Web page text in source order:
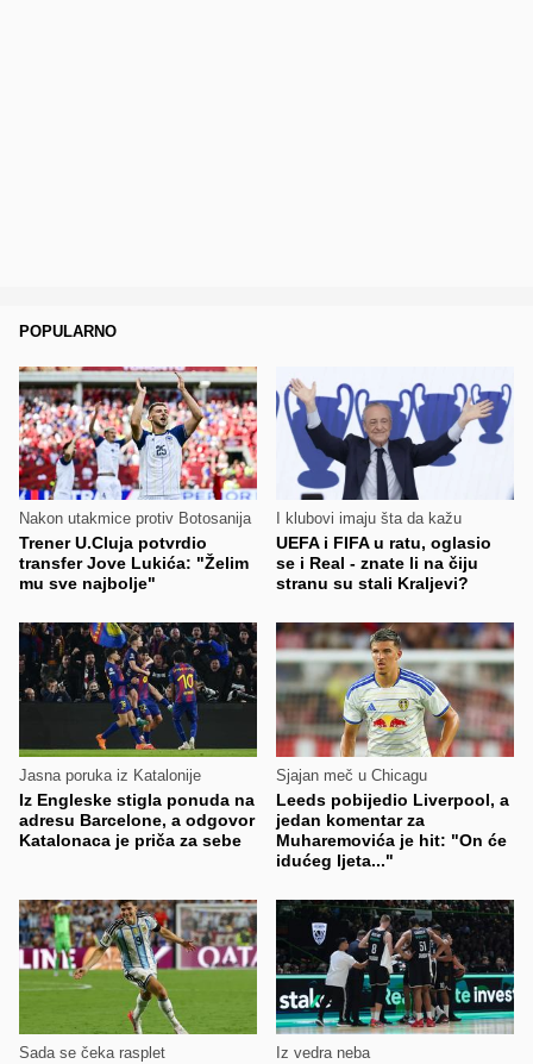
POPULARNO
Nakon utakmice protiv Botosanija
Trener U.Cluja potvrdio
transfer Jove Lukića: "Želim
mu sve najbolje"
I klubovi imaju šta da kažu
UEFA i FIFA u ratu, oglasio
se i Real - znate li na čiju
stranu su stali Kraljevi?
Jasna poruka iz Katalonije
Iz Engleske stigla ponuda na
adresu Barcelone, a odgovor
Katalonaca je priča za sebe
Sjajan meč u Chicagu
Leeds pobijedio Liverpool, a
jedan komentar za
Muharemovića je hit: "On će
idućeg ljeta..."
Sada se čeka rasplet Iz vedra neba